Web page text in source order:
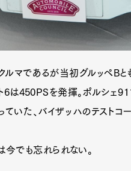
マであるが当初グルッペBと
は450PSを発揮。ポルシェ
いた、バイザッハのテストコ
でも忘れられない。